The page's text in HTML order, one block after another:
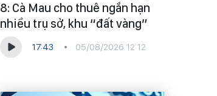
8: Cà Mau cho thuê ngắn hạn
nhiều trụ sở, khu “đất vàng”
17:43 05/08/2026 12:12